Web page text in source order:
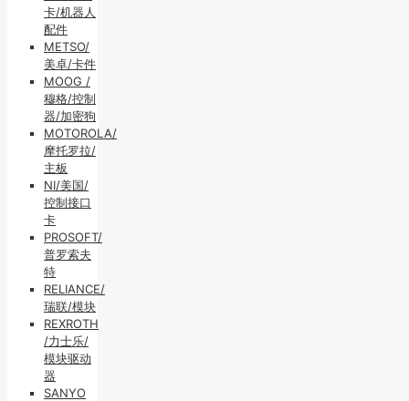
卡/机器人
配件
METSO/
美卓/卡件
MOOG /
穆格/控制
器/加密狗
MOTOROLA/
摩托罗拉/
主板
NI/美国/
控制接口
卡
PROSOFT/
普罗索夫
特
RELIANCE/
瑞联/模块
REXROTH
/力士乐/
模块驱动
器
SANYO